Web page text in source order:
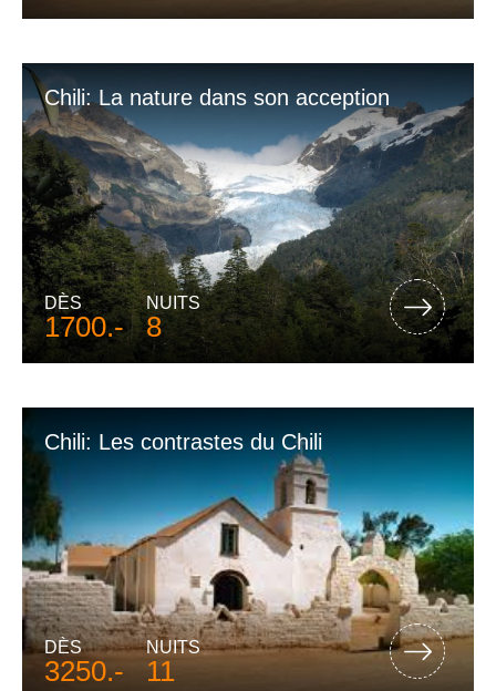
Chili: La nature dans son acception
DÈS
1700.-
NUITS
8
Chili: Les contrastes du Chili
DÈS
3250.-
NUITS
11